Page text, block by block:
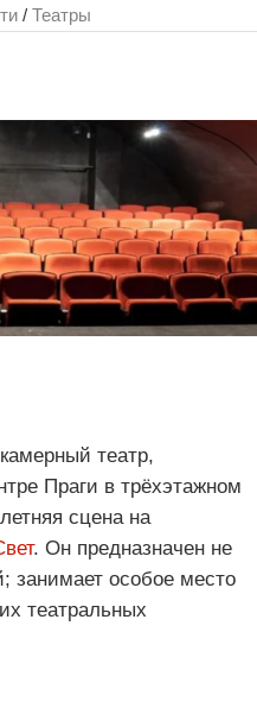
/ Театры
театр,
Праги в трёхэтажном
сцена на
. Он предназначен не
занимает особое место
театральных